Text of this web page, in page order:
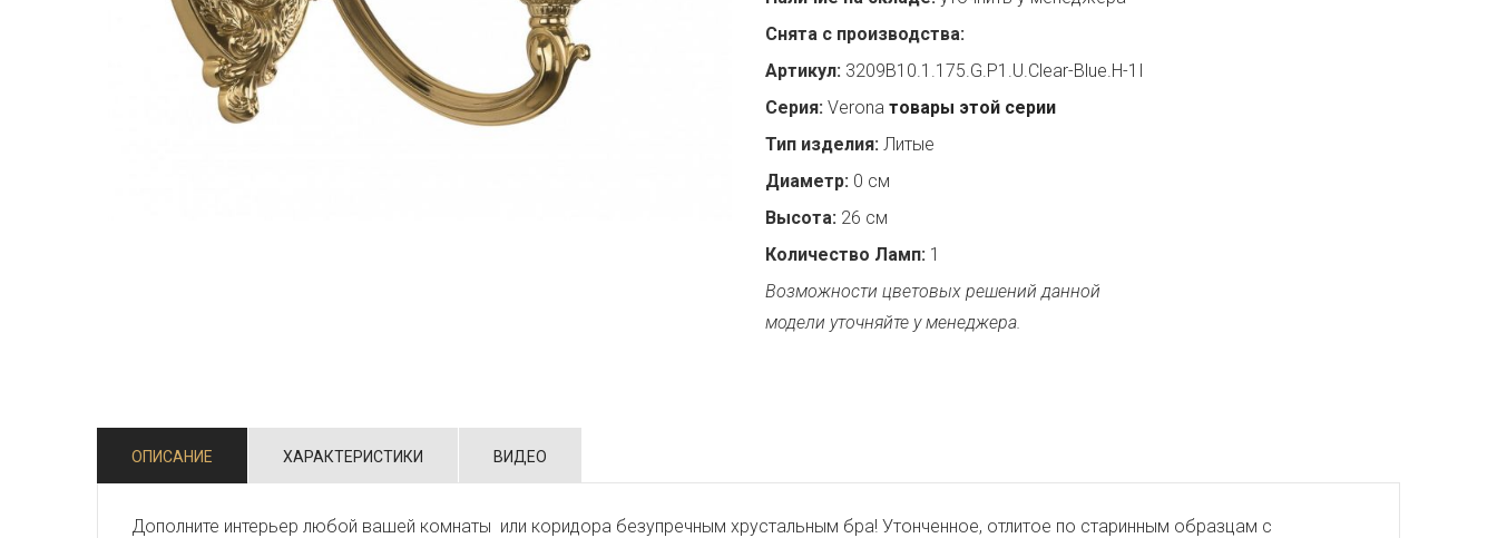
Снята с производства:
Артикул: 3209B10.1.175.G.P1.U.Clear-Blue.H-1I
Серия: Verona товары этой серии
Тип изделия: Литые
Диаметр: 0 см
Высота: 26 см
Количество Ламп: 1
Возможности цветовых решений данной
модели уточняйте у менеджера.
ОПИСАНИЕ ХАРАКТЕРИСТИКИ ВИДЕО
Дополните интерьер любой вашей комнаты или коридора безупречным хрустальным бра! Утонченное, отлитое по старинным образцам с